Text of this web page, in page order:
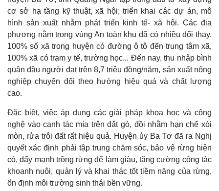
Pháp luật
Vụ án
Tin nóng
Tư vấn luật
Quân sự - Quốc phòng
Vũ khí
Việt Nam
Phân tích
cơ sở hạ tầng kỹ thuật, xã hội; triển khai các dự án, mô
hình sản xuất nhằm phát triển kinh tế- xã hội. Các địa
phương nằm trong vùng An toàn khu đã có nhiều đổi thay.
100% số xã trong huyện có đường ô tô đến trung tâm xã,
100% xã có trạm y tế, trường học... Đến nay, thu nhập bình
quân đầu người đạt trên 8,7 triệu đồng/năm, sản xuất nông
nghiệp chuyển đổi theo hướng hiệu quả và chất lượng
cao.
Đặc biệt, việc áp dụng các giải pháp khoa học và công
nghệ vào canh tác mía trên đất gò, đồi nhằm hạn chế xói
mòn, rửa trôi đất rất hiệu quả. Huyện ủy Ba Tơ đã ra Nghị
quyết xác định phải tập trung chăm sóc, bảo vệ rừng hiện
có, đẩy mạnh trồng rừng để làm giàu, tăng cường công tác
khoanh nuôi, quản lý và khai thác tốt tiềm năng của rừng,
ổn định môi trường sinh thái bền vững.